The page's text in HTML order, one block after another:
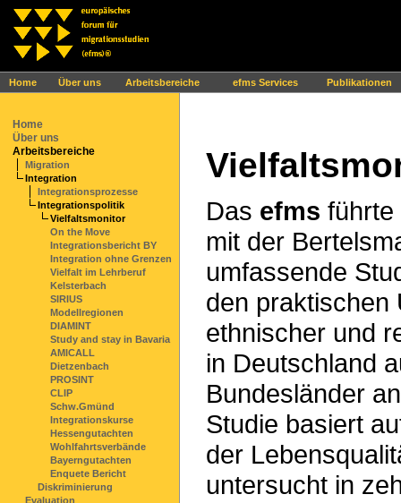
Home Über uns Arbeitsbereiche efms Services Publikationen
Ihr Browser interpretiert leider kein JavaScript!
Home
Über uns
Arbeitsbereiche
Migration
Integration
Integrationsprozesse
Integrationspolitik
Vielfaltsmonitor
On the Move
Integrationsbericht BY
Integration ohne Grenzen
Vielfalt im Lehrberuf
Kelsterbach
SIRIUS
Modellregionen
DIAMINT
Study and stay in Bavaria
AMICALL
Dietzenbach
PROSINT
CLIP
Schw.Gmünd
Integrationskurse
Hessengutachten
Wohlfahrtsverbände
Bayerngutachten
Enquete Bericht
Diskriminierung
Evaluation
Das efms führte
mit der
umfassende
den praktischen
ethnischer und
in Deutschland
Bundesländer
Studie basiert
der
untersucht in